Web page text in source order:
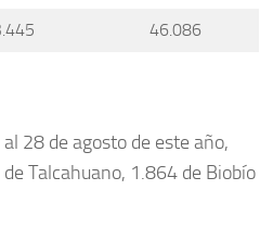
46.086
28 de agosto de este año,
Talcahuano, 1.864 de Biobío